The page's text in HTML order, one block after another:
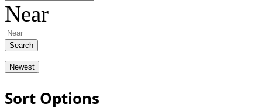
Near
Search
Newest
Sort Options